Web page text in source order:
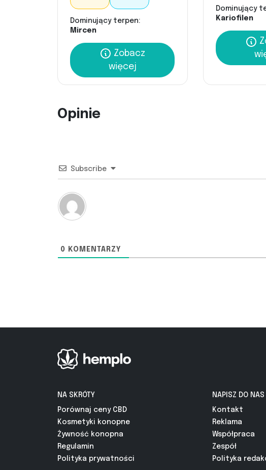
Dominujący terpen:
Mircen
Zobacz
więcej
Dominujący
Kariofilen
Opinie
Subscribe
0 KOMENTARZY
NA SKRÓTY
Porównaj ceny CBD
Kosmetyki konopne
Żywność konopna
Regulamin
Polityka prywatności
NAPISZ DO NAS
Kontakt
Reklama
Współpraca
Zespół
Polityka